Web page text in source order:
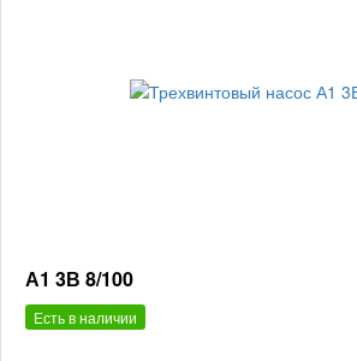
А1 3В 8/100
Есть в наличии